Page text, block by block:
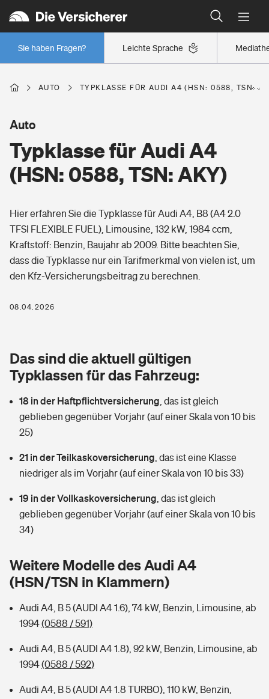
Leichte Sprache
Sie haben Fragen?
Wer versichert was: Jetzt Versicherer finden
Regionalklassen: So ist Ihre Region eingestuft
Wer versichert was: Jetzt Versicherer finden
Berufsunfähigkeitsversicherung
Erwerbsunfähigkeitsversicherung
Grundfähigkeitsversicherung
Arbeitsrechtsschutz
Berufshaftpflichtversicherung
Zur Übersicht
Tools
Wer versichert was: Jetzt Versicherer finden
Sie haben Fragen?
Wohnen
Elementarversicherung
Glasversicherung
Mietkautionsversicherung
Restkreditversicherung
Tools
Hochwasser-Check: Wie gefährdet ist Ihr Haus?
Sie haben Fragen?
Freizeit
Pri­vate Haft­pflicht­
Kinderunfall­ver­si­che­rung
Kinderinvalidität
Hundehalter-Haftpflicht
Handyversicherung
Private Cyberversicherung
Zur Übersicht
Gesundheit
Private Krankenversicherung
Dread-Disease-Versicherung
Tierkrankenversicherung
Zur Übersicht
Tools
Wer versichert was: Jetzt Versicherer finden
Rentenrechner: Wie viel Geld bekomme ich im Alter?
AUTO TYPKLASSE FÜR AUDI A4 (HSN: 0588, TSN:
Typklasse für Audi A4
(HSN: 0588, TSN: AKY)
Auto
Hier erfahren Sie die Typklasse für Audi A4, B8 (A4 2.0
TFSI FLEXIBLE FUEL), Limousine, 132 kW, 1984 ccm,
Kraftstoff: Benzin, Baujahr ab 2009. Bitte beachten Sie,
dass die Typklasse nur ein Tarifmerkmal von vielen ist, um
den Kfz-Versicherungsbeitrag zu berechnen.
08.04.2026
Das sind die aktuell gültigen
Typklassen für das Fahrzeug:
18 in der Haftpflichtversicherung das ist gleich
geblieben gegenüber Vorjahr (auf einer Skala von 10 bis
25)
21 in der Teilkaskoversicherung das ist eine Klasse
niedriger als im Vorjahr (auf einer Skala von 10 bis 33)
19 in der Vollkaskoversicherung das ist gleich
geblieben gegenüber Vorjahr (auf einer Skala von 10 bis
34)
Weitere Modelle des Audi A4
(HSN/TSN in Klammern)
Audi A4, B 5 (AUDI A4 1.6), 74 kW, Benzin, Limousine, ab
1994(0588 / 591)
Audi A4, B 5 (AUDI A4 1.8), 92 kW, Benzin, Limousine, ab
1994(0588 / 592)
Audi A4, B 5 (AUDI A4 1.8 TURBO), 110 kW, Benzin,